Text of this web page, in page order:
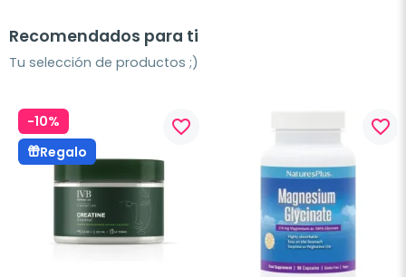
Recomendados para ti
Tu selección de productos ;)
-10%
Regalo
favorite_border favorite_border